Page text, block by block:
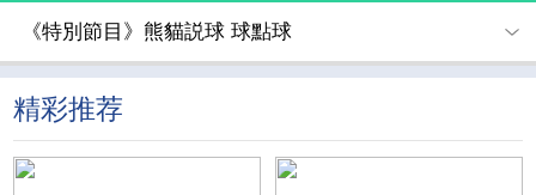
《特別節目》熊貓説球 球點球
精彩推荐